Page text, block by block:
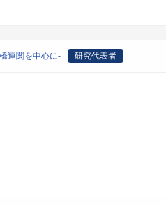
連関を中心に- 研究代表者